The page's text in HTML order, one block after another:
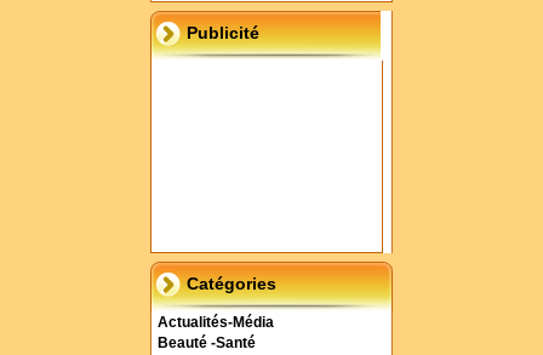
Publicité
Catégories
Actualités-Média
Beauté -Santé